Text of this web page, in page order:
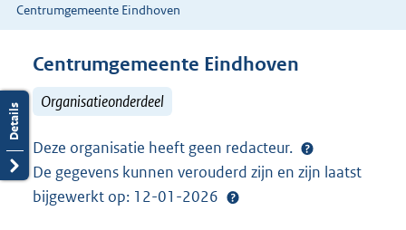
Centrumgemeente Eindhoven
Centrumgemeente Eindhoven
Organisatieonderdeel
Deze organisatie heeft geen redacteur.
De gegevens kunnen verouderd zijn en zijn laatst
bijgewerkt op: 12-01-2026